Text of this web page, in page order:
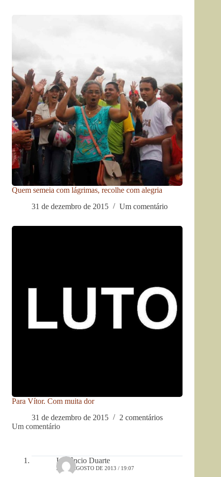
Quem semeia com lágrimas, recolhe com alegria
31 de dezembro de 2015
Um comentário
Para Vítor. Com muita dor
31 de dezembro de 2015
2 comentários
Um comentário
Inocêncio Duarte
20 DE AGOSTO DE 2013 / 19:07